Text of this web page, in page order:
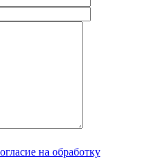
на обработку